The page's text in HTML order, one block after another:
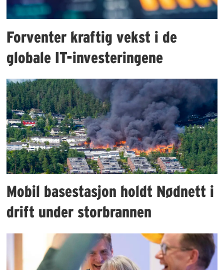
Forventer kraftig vekst i de
globale IT-investeringene
Mobil basestasjon holdt Nødnett i
drift under storbrannen